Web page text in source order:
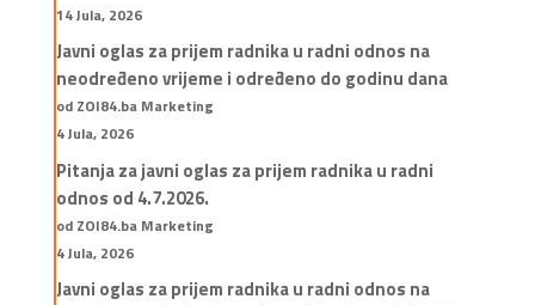
14 Jula, 2026
Javni oglas za prijem radnika u radni odnos na
neodređeno vrijeme i određeno do godinu dana
od ZOI84.ba Marketing
4 Jula, 2026
Pitanja za javni oglas za prijem radnika u radni
odnos od 4.7.2026.
od ZOI84.ba Marketing
4 Jula, 2026
Javni oglas za prijem radnika u radni odnos na